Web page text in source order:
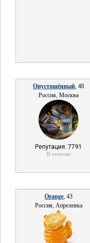
Опустошённый, 48
Россия, Москва
Репутация: 7791
В отпуске
Orange, 43
Россия, Апрелевка